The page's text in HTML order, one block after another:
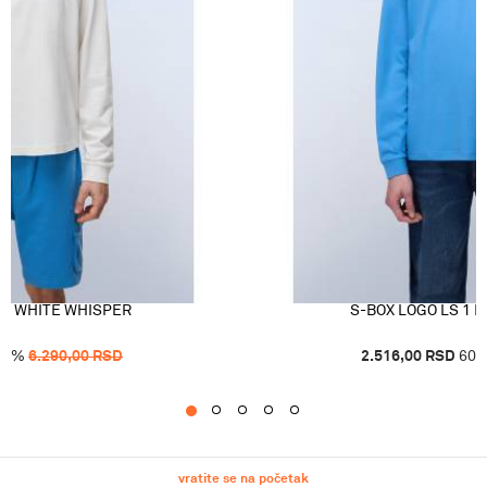
WHITE WHISPER
% 6.290,00RSD
S-BOX LOGO LS 1
2.516,00 RSD 60
vratite se na početak